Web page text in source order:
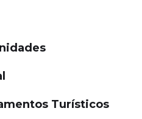
Turísticos